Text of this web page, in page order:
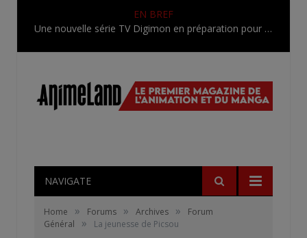
EN BREF
Une nouvelle série TV Digimon en préparation pour 2027
NAVIGATE
Home » Forums » Archives »
Forum
Général
» La jeunesse de Picsou